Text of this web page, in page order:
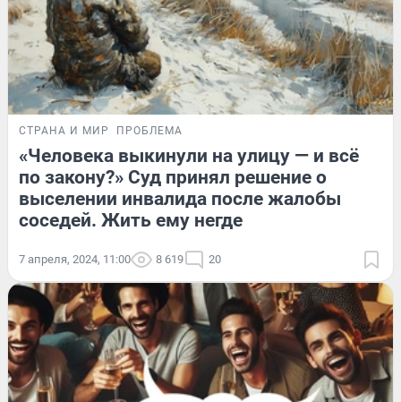
СТРАНА И МИР ПРОБЛЕМА
«Человека выкинули на улицу — и всё
по закону?» Суд принял решение о
выселении инвалида после жалобы
соседей. Жить ему негде
7 апреля, 2024, 11:00 8 619 20